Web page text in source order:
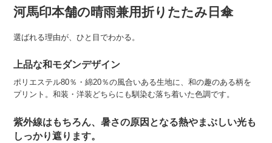
河馬印本舗の晴雨兼用折りたたみ日傘
選ばれる理由が、ひと目でわかる。
上品な和モダンデザイン
ポリエステル80％・綿20％の風合いある生地に、和の趣のある柄を
プリント。和装・洋装どちらにも馴染む落ち着いた色調です。
紫外線はもちろん、暑さの原因となる熱やまぶしい光も
しっかり遮ります。